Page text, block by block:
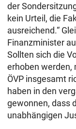
der
kein Urteil, die
ausreichend.“
Finanzminister
Sollten sich die
erhoben werden,
ÖVP insgesamt
haben in den
gewonnen, dass
unabhängigen